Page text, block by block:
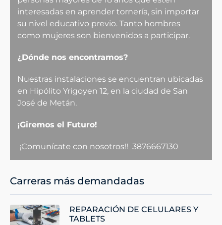
interesadas en aprender tornería, sin importar
su nivel educativo previo. Tanto hombres
como mujeres son bienvenidos a participar.
¿Dónde nos encontramos?
Nuestras instalaciones se encuentran ubicadas
en Hipólito Yrigoyen 12, en la ciudad de San
José de Metán.
¡Giremos el Futuro!
¡Comunícate con nosotros!! 3876667130
Carreras más demandadas
REPARACIÓN DE CELULARES Y
TABLETS